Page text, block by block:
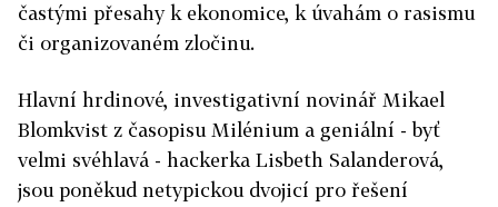
častými přesahy k ekonomice, k úvahám o rasismu
či organizovaném zločinu.
Hlavní hrdinové, investigativní novinář Mikael
Blomkvist z časopisu Milénium a geniální - byť
velmi svéhlavá - hackerka Lisbeth Salanderová,
jsou poněkud netypickou dvojicí pro řešení